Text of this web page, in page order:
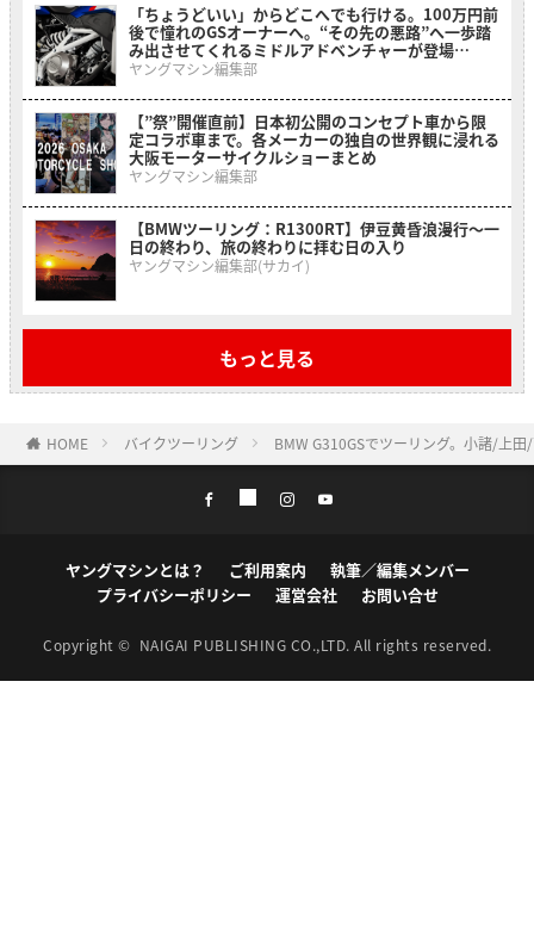
「ちょうどいい」からどこへでも行ける。100万円前
後で憧れのGSオーナーへ。“その先の悪路”へ一歩踏
み出させてくれるミドルアドベンチャーが登場
【BMW F 450 GS】
ヤングマシン編集部
【”祭”開催直前】日本初公開のコンセプト車から限
定コラボ車まで。各メーカーの独自の世界観に浸れる
大阪モーターサイクルショーまとめ
ヤングマシン編集部
【BMWツーリング：R1300RT】伊豆黄昏浪漫行〜一
日の終わり、旅の終わりに拝む日の入り
ヤングマシン編集部(サカイ)
もっと見る
HOME バイクツーリング BMW G310GSでツーリング。小諸/上
ヤングマシンとは？ ご利用案内
執筆／編集メンバー
プライバシーポリシー
運営会社 お問い合せ
Copyright © NAIGAI PUBLISHING CO.,LTD. All rights reserved.